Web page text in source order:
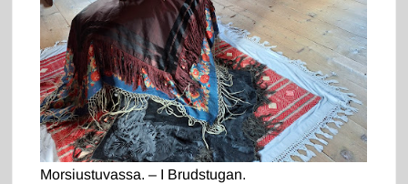
Morsiustuvassa. – I Brudstugan.